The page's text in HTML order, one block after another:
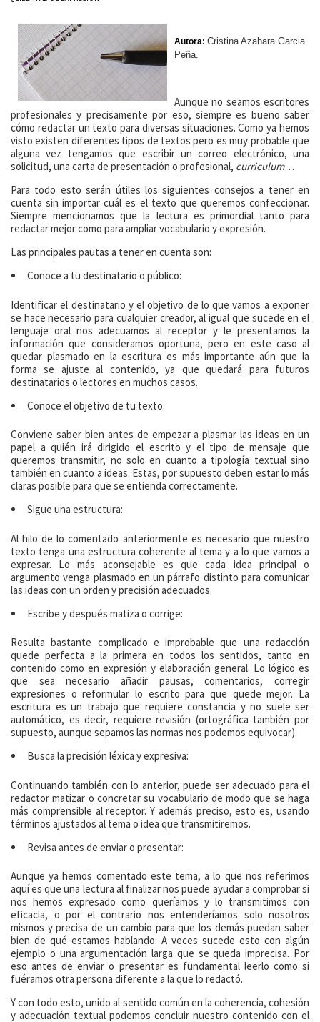
Autora: Cristina Azahara Garcia
Peña.
Aunque no seamos escritores
profesionales y precisamente por eso, siempre es bueno saber
cómo redactar un texto para diversas situaciones. Como ya hemos
visto existen diferentes tipos de textos pero es muy probable que
alguna vez tengamos que escribir un correo electrónico, una
solicitud, una carta de presentación o profesional, curriculum…
Para todo esto serán útiles los siguientes consejos a tener en
cuenta sin importar cuál es el texto que queremos confeccionar.
Siempre mencionamos que la lectura es primordial tanto para
redactar mejor como para ampliar vocabulario y expresión.
Las principales pautas a tener en cuenta son:
Conoce a tu destinatario o público:
Identificar el destinatario y el objetivo de lo que vamos a exponer
se hace necesario para cualquier creador, al igual que sucede en el
lenguaje oral nos adecuamos al receptor y le presentamos la
información que consideramos oportuna, pero en este caso al
quedar plasmado en la escritura es más importante aún que la
forma se ajuste al contenido, ya que quedará para futuros
destinatarios o lectores en muchos casos.
Conoce el objetivo de tu texto:
Conviene saber bien antes de empezar a plasmar las ideas en un
papel a quién irá dirigido el escrito y el tipo de mensaje que
queremos transmitir, no solo en cuanto a tipología textual sino
también en cuanto a ideas. Estas, por supuesto deben estar lo más
claras posible para que se entienda correctamente.
Sigue una estructura:
Al hilo de lo comentado anteriormente es necesario que nuestro
texto tenga una estructura coherente al tema y a lo que vamos a
expresar. Lo más aconsejable es que cada idea principal o
argumento venga plasmado en un párrafo distinto para comunicar
las ideas con un orden y precisión adecuados.
Escribe y después matiza o corrige:
Resulta bastante complicado e improbable que una redacción
quede perfecta a la primera en todos los sentidos, tanto en
contenido como en expresión y elaboración general. Lo lógico es
que sea necesario añadir pausas, comentarios, corregir
expresiones o reformular lo escrito para que quede mejor. La
escritura es un trabajo que requiere constancia y no suele ser
automático, es decir, requiere revisión (ortográfica también por
supuesto, aunque sepamos las normas nos podemos equivocar).
Busca la precisión léxica y expresiva:
Continuando también con lo anterior, puede ser adecuado para el
redactor matizar o concretar su vocabulario de modo que se haga
más comprensible al receptor. Y además preciso, esto es, usando
términos ajustados al tema o idea que transmitiremos.
Revisa antes de enviar o presentar:
Aunque ya hemos comentado este tema, a lo que nos referimos
aquí es que una lectura al finalizar nos puede ayudar a comprobar si
nos hemos expresado como queríamos y lo transmitimos con
eficacia, o por el contrario nos entenderíamos solo nosotros
mismos y precisa de un cambio para que los demás puedan saber
bien de qué estamos hablando. A veces sucede esto con algún
ejemplo o una argumentación larga que se queda imprecisa. Por
eso antes de enviar o presentar es fundamental leerlo como si
fuéramos otra persona diferente a la que lo redactó.
Y con todo esto, unido al sentido común en la coherencia, cohesión
y adecuación textual podemos concluir nuestro contenido con el